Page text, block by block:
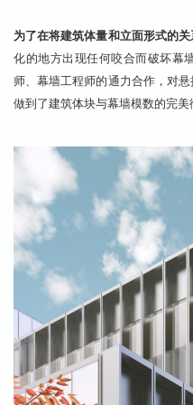
为了在将建筑体量和立面形式的关
化的地方出现任何咬合而破坏幕
师、幕墙工程师的通力合作，对
做到了建筑体块与幕墙模数的完美